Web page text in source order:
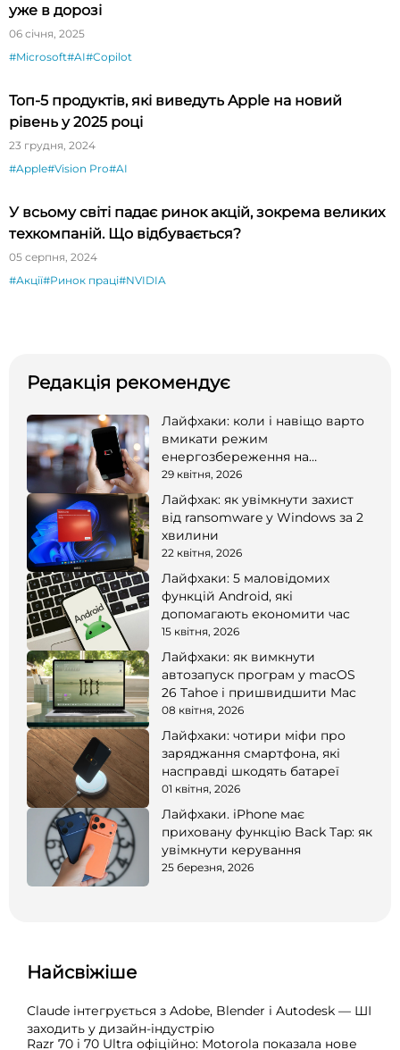
уже в дорозі
06 січня, 2025
#Microsoft#AI#Copilot
Топ-5 продуктів, які виведуть Apple на новий
рівень у 2025 році
23 грудня, 2024
#Apple#Vision Pro#AI
У всьому світі падає ринок акцій, зокрема великих
техкомпаній. Що відбувається?
05 серпня, 2024
#Акції#Ринок праці#NVIDIA
Редакція рекомендує
Лайфхаки: коли і навіщо варто
вмикати режим
енергозбереження на
смартфоні
29 квітня, 2026
Лайфхак: як увімкнути захист
від ransomware у Windows за 2
хвилини
22 квітня, 2026
Лайфхаки: 5 маловідомих
функцій Android, які
допомагають економити час
15 квітня, 2026
Лайфхаки: як вимкнути
автозапуск програм у macOS
26 Tahoe і пришвидшити Mac
08 квітня, 2026
Лайфхаки: чотири міфи про
заряджання смартфона, які
насправді шкодять батареї
01 квітня, 2026
Лайфхаки. iPhone має
приховану функцію Back Tap: як
увімкнути керування
25 березня, 2026
Найсвіжіше
Claude інтегрується з Adobe, Blender і Autodesk — ШІ
заходить у дизайн-індустрію
Razr 70 і 70 Ultra офіційно: Motorola показала нове